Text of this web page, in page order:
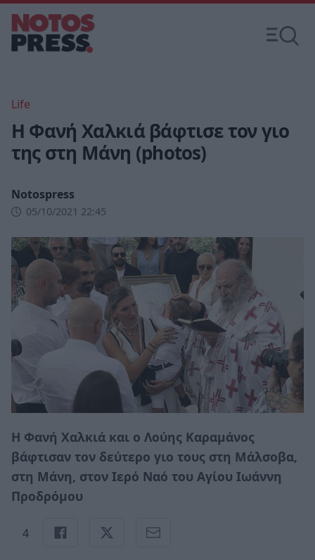
Life
H Φανή Χαλκιά βάφτισε τον γιο
της στη Μάνη (photos)
Notospress
05/10/2021 22:45
Η Φανή Χαλκιά και ο Λούης Καραμάνος
βάφτισαν τον δεύτερο γιο τους στη Μάλσοβα,
στη Μάνη, στον Ιερό Ναό του Αγίου Ιωάννη
Προδρόμου
4